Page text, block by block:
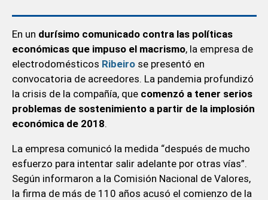
En un durísimo comunicado contra las políticas
económicas que impuso el macrismo, la empresa de
electrodomésticos Ribeiro se presentó en
convocatoria de acreedores. La pandemia profundizó
la crisis de la compañía, que comenzó a tener serios
problemas de sostenimiento a partir de la implosión
económica de 2018.
La empresa comunicó la medida “después de mucho
esfuerzo para intentar salir adelante por otras vías”.
Según informaron a la Comisión Nacional de Valores,
la firma de más de 110 años acusó el comienzo de la